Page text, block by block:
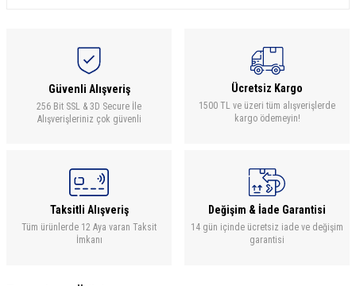
Güvenli Alışveriş
256 Bit SSL & 3D Secure İle
Alışverişleriniz çok güvenli
Ücretsiz Kargo
1500 TL ve üzeri tüm alışverişlerde
kargo ödemeyin!
Taksitli Alışveriş
Tüm ürünlerde 12 Aya varan Taksit
İmkanı
Değişim & İade Garantisi
14 gün içinde ücretsiz iade ve değişim
garantisi